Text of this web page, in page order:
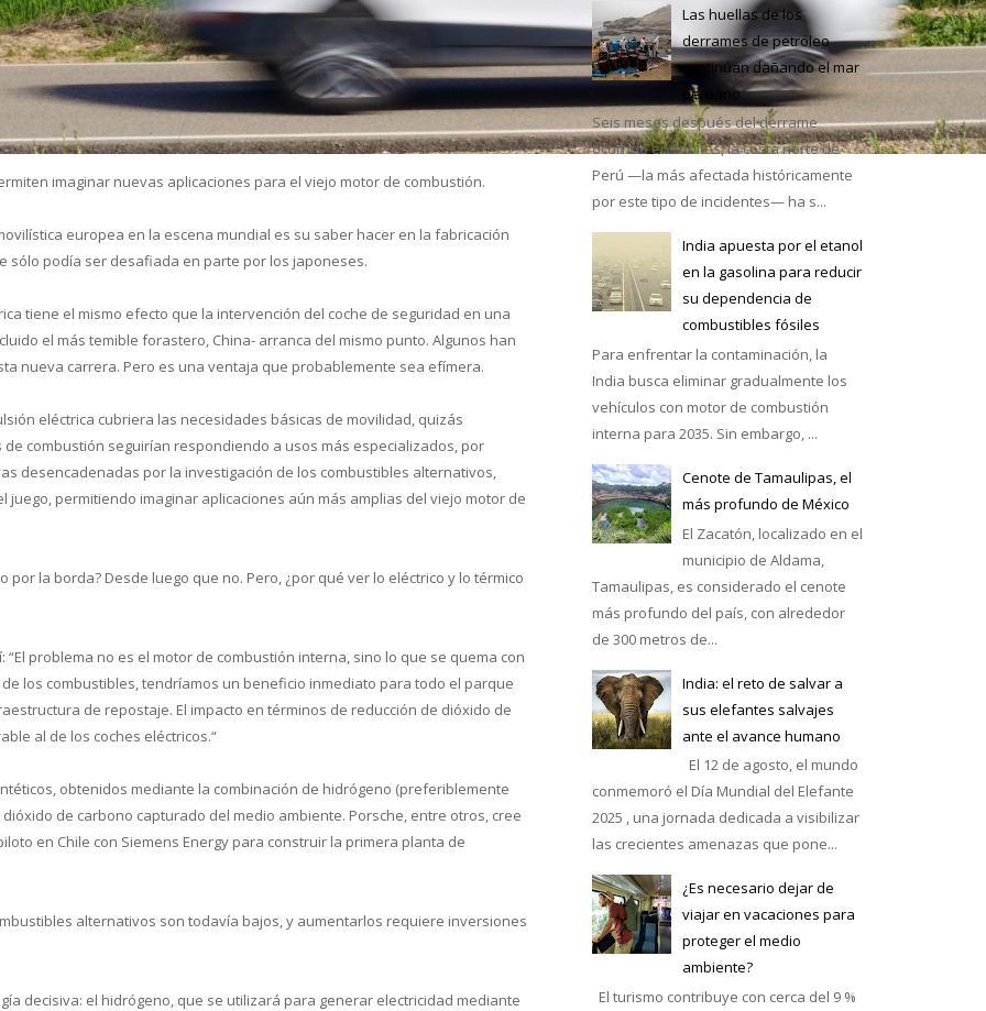
es el mejor calentador solar de México
imaginar nuevas aplicaciones para el viejo motor de combustión.
europea en la escena mundial es su saber hacer en la fabricación
sólo podía ser desafiada en parte por los japoneses.
tiene el mismo efecto que la intervención del coche de seguridad en una
el más temible forastero, China- arranca del mismo punto. Algunos han
nueva carrera. Pero es una ventaja que probablemente sea efímera.
eléctrica cubriera las necesidades básicas de movilidad, quizás
combustión seguirían respondiendo a usos más especializados, por
desencadenadas por la investigación de los combustibles alternativos,
permitiendo imaginar aplicaciones aún más amplias del viejo motor de
por la borda? Desde luego que no. Pero, ¿por qué ver lo eléctrico y lo térmico
“El problema no es el motor de combustión interna, sino lo que se quema con
los combustibles, tendríamos un beneficio inmediato para todo el parque
de repostaje. El impacto en términos de reducción de dióxido de
al de los coches eléctricos.“
obtenidos mediante la combinación de hidrógeno (preferiblemente
de carbono capturado del medio ambiente. Porsche, entre otros, cree
en Chile con Siemens Energy para construir la primera planta de
alternativos son todavía bajos, y aumentarlos requiere inversiones
decisiva: el hidrógeno, que se utilizará para generar electricidad mediante
Las huellas de los
derrames de petróleo
continúan dañando el mar
peruano
Seis meses después del derrame
ocurrido en Lobitos, la costa norte de
Perú —la más afectada históricamente
por este tipo de incidentes— ha s...
India apuesta por el etanol
en la gasolina para reducir
su dependencia de
combustibles fósiles
Para enfrentar la contaminación, la
India busca eliminar gradualmente los
vehículos con motor de combustión
interna para 2035. Sin embargo, ...
Cenote de Tamaulipas, el
más profundo de México
El Zacatón, localizado en el
municipio de Aldama,
Tamaulipas, es considerado el cenote
más profundo del país, con alrededor
de 300 metros de...
India: el reto de salvar a
sus elefantes salvajes
ante el avance humano
El 12 de agosto, el mundo
conmemoró el Día Mundial del Elefante
2025 , una jornada dedicada a visibilizar
las crecientes amenazas que pone...
¿Es necesario dejar de
viajar en vacaciones para
proteger el medio
ambiente?
El turismo contribuye con cerca del 9 %